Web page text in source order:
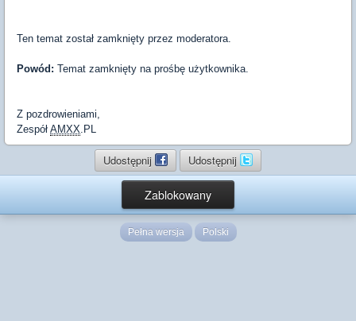
Ten temat został zamknięty przez moderatora.
Powód: Temat zamknięty na prośbę użytkownika.
Z pozdrowieniami,
Zespół AMXX .PL
Udostępnij Udostępnij
Zablokowany
Pełna wersja Polski